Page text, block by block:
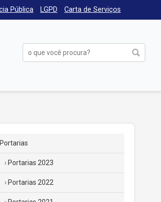
Pública LGPD Carta de Serviços
Portarias
Portarias 2023
Portarias 2022